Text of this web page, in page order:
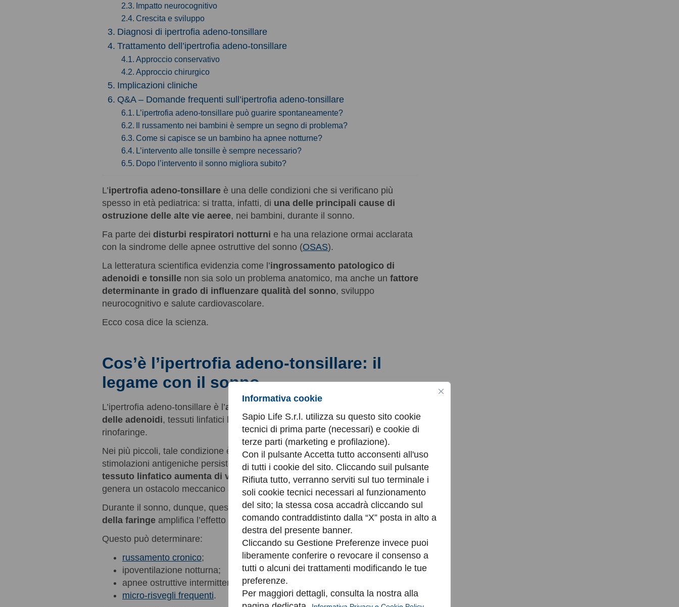
Informativa cookie
Sapio Life S.r.l. utilizza su questo sito cookie
tecnici di prima parte (necessari) e cookie di
terze parti (marketing e profilazione).
Con il pulsante Accetta tutto acconsenti all'uso
di tutti i cookie del sito. Cliccando suil pulsante
Rifiuta tutto, verranno serviti sul tuo terminale i
soli cookie tecnici necessari al funzionamento
del sito; la stessa cosa accadrà cliccando sul
comando contraddistinto dalla “X” posta in alto a
destra del presente banner.
Cliccando su Gestione Preferenze invece puoi
liberamente conferire o revocare il consenso a
tutti o alcuni dei trattamenti modificando le tue
preferenze.
Per maggiori dettagli, consulta la nostra alla
Impatto neurocognitivo
Crescita e sviluppo
Diagnosi di ipertrofia adeno-tonsillare
Trattamento dell’ipertrofia adeno-tonsillare
Approccio conservativo
Approccio chirurgico
Implicazioni cliniche
Q&A – Domande frequenti sull’ipertrofia adeno-tonsillare
L’ipertrofia adeno-tonsillare può guarire spontaneamente?
Il russamento nei bambini è sempre un segno di problema?
Come si capisce se un bambino ha apnee notturne?
L’intervento alle tonsille è sempre necessario?
Dopo l’intervento il sonno migliora subito?
L’ipertrofia adeno-tonsillare è una delle condizioni che si verificano più
spesso in età pediatrica: si tratta, infatti, di una delle principali cause di
ostruzione delle alte vie aeree, nei bambini, durante il sonno.
Fa parte dei disturbi respiratori notturni e ha una relazione ormai acclarata
con la sindrome delle apnee ostruttive del sonno (OSAS).
La letteratura scientifica evidenzia come l’ingrossamento patologico di
adenoidi e tonsille non sia solo un problema anatomico, ma anche un fattore
determinante in grado di influenzare qualità del sonno, sviluppo
neurocognitivo e salute cardiovascolare.
Ecco cosa dice la scienza.
Cos’è l’ipertrofia adeno-tonsillare: il
legame con il sonno
L’ipertrofia adeno-tonsillare è l’aumento di volume delle tonsille palatine e
delle adenoidi, tessuti linfatici localizzati rispettivamente nell’orofaringe e nel
rinofaringe.
Nei più piccoli, tale condizione è legata ad una cronica risposta immunitaria a
stimolazioni antigeniche persistenti o infezioni ricorrenti: quando, infatti, il
tessuto linfatico aumenta di volume , lospazio faringeo si restringee
genera un ostacolo meccanico al passaggio dell’aria durante il sonno
Durante il sonno, dunque, questa
fisiologica riduzione del tono muscolare
della faringe amplifica l’effetto dell’ostruzione.
Questo può determinare:
russamento cronico;
ipoventilazione notturna;
apnee ostruttive intermittenti;
micro-risvegli frequenti.